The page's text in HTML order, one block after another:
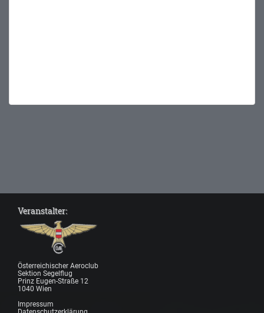
Veranstalter:
Österreichischer Aeroclub
Sektion Segelflug
Prinz Eugen-Straße 12
1040 Wien
Impressum